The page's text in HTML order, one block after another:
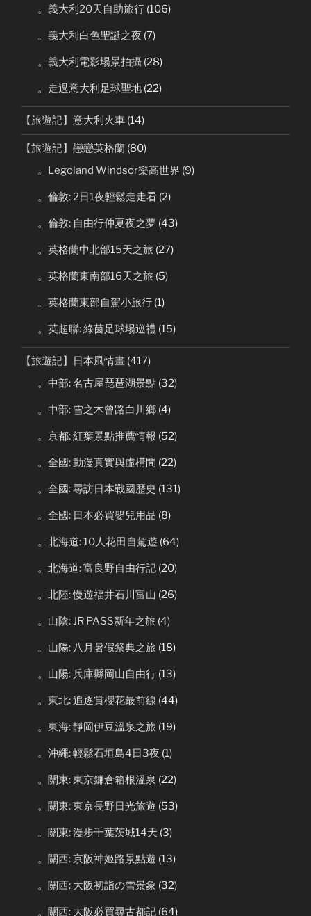
。義大利20天自助旅行 (106)
。義大利白色聖誕之夜 (7)
。義大利電影場景拍攝 (28)
。走過意大利足球聖地 (22)
【旅遊記】意大利火車 (14)
【旅遊記】戀戀英格蘭 (80)
。Legoland Windsor樂高世界 (9)
。倫敦: 2日1夜輕鬆走走看 (2)
。倫敦: 自由行仲夏夜之夢 (43)
。英格蘭中北部15天之旅 (27)
。英格蘭東南部16天之旅 (5)
。英格蘭東部自駕小旅行 (1)
。英超聯: 綠茵足球場巡禮 (15)
【旅遊記】日本風情畫 (417)
。中部: 名古屋琵琶湖景點 (32)
。中部: 雪之木曾路白川鄉 (4)
。京都: 紅葉景點推薦情報 (52)
。全國: 動漫真實與虛構間 (22)
。全國: 尋訪日本戰國歷史 (131)
。全國: 日本必買嬰兒用品 (8)
。北海道: 10人花田自駕遊 (64)
。北海道: 富良野自由行記 (20)
。北陸: 慢遊福井石川富山 (26)
。山陰: JR PASS新年之旅 (4)
。山陽: 八月暑假祭典之旅 (18)
。山陽: 兵庫縣岡山自由行 (13)
。東北: 追逐賞櫻花最前線 (44)
。東海: 靜岡伊豆溫泉之旅 (19)
。沖繩: 輕鬆石垣島4日3夜 (1)
。關東: 東京鐮倉箱根溫泉 (22)
。關東: 東京長野日光旅遊 (53)
。關東: 漫步千葉茨城14天 (3)
。關西: 京阪神姬路景點遊 (13)
。關西: 大阪初詣の雪景象 (32)
。關西: 大阪必買尋古都記 (64)